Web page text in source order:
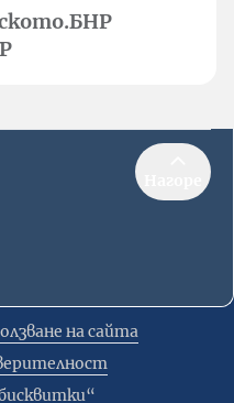
на сайта